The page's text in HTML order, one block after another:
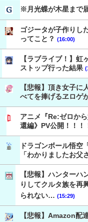
※月光蝶が木星まで
ゴジータが子作りし
ってこと？ (16:00)
【ラブライブ！】
ストップ行った結果
【悲報】頂き女子
べてを捧げるヱロゲ
アニメ『Re:ゼロか
還編》PV公開！！！
ドラゴンボール悟空
「わかりましたお
【悲報】ハンター
りしてクルタ族を再
られない… (15:29)
【悲報】Amazon配